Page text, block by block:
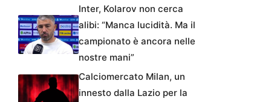
Inter, Kolarov non cerca
alibi: “Manca lucidità. Ma il
campionato è ancora nelle
nostre mani”
Calciomercato Milan, un
innesto dalla Lazio per la